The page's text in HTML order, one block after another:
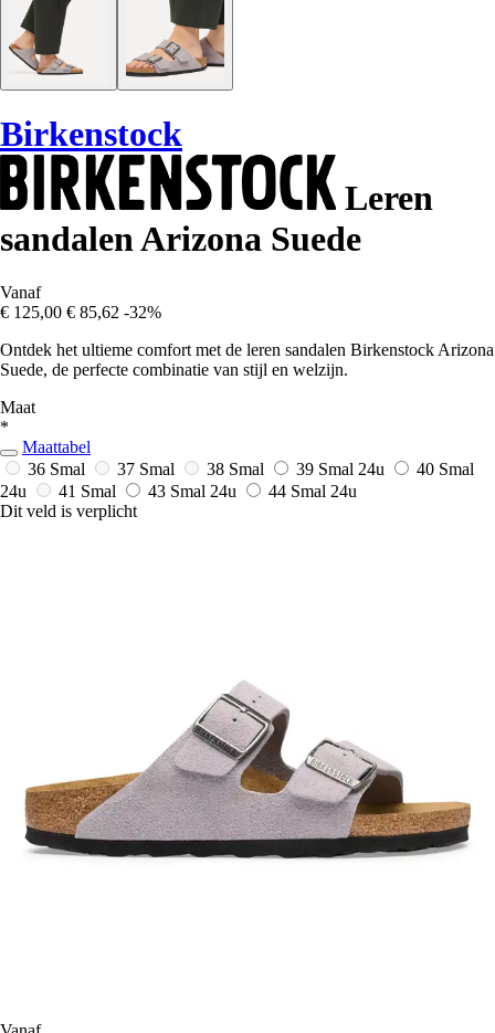
Birkenstock
Leren
sandalen Arizona Suede
Vanaf
€ 125,00 € 85,62 -32%
Ontdek het ultieme comfort met de leren sandalen Birkenstock Arizona
Suede, de perfecte combinatie van stijl en welzijn.
Maat
*
Maattabel
36 Smal
37 Smal 38 Smal 39 Smal 24u
40 Smal
24u
41 Smal 43 Smal 24u 44 Smal 24u
Dit veld is verplicht